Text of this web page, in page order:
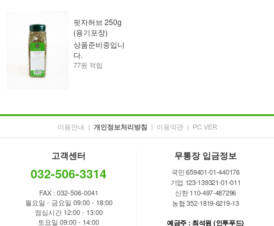
핏자허브 250g
(용기포장)
상품준비중입니
다.
77원 적립
이용안내 | 개인정보처리방침 | 이용약관 | PC VER
고객센터
032-506-3314
FAX : 032-506-0041
월요일 - 금요일 09:00 - 18:00
점심시간 12:00 - 13:00
토요일 09:00 - 14:00
무통장 입금정보
국민 659401-01-440176
기업 123-139321-01-011
신한 110-497-487296
농협 352-1819-6219-13
예금주 : 최석원 (인투푸드)